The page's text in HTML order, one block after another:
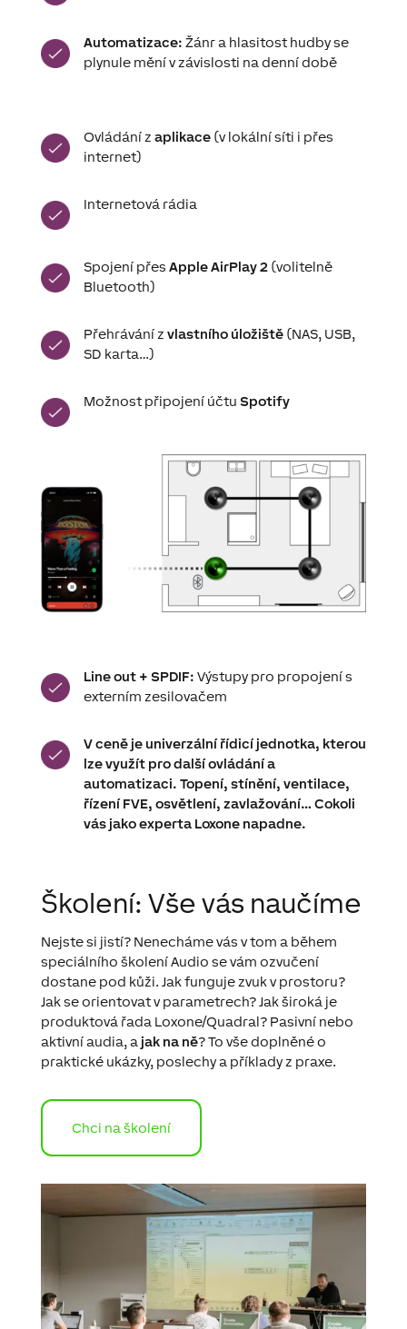
Automatizace: Žánr a hlasitost hudby se
plynule mění v závislosti na denní době
Ovládání z aplikace(v lokální síti i přes
internet)
Internetová rádia
Spojení přes Apple AirPlay 2(volitelně
Bluetooth)
Přehrávání z vlastního úložiště(NAS, USB,
SD karta…)
Možnost připojení účtu Spotify
Line out + SPDIF: Výstupy pro propojení s
externím zesilovačem
V ceně je univerzální řídicí jednotka, kterou
lze využít pro další ovládání a
automatizaci. Topení, stínění, ventilace,
řízení FVE, osvětlení, zavlažování… Cokoli
vás jako experta Loxone napadne.
Školení: Vše vás naučíme
Nejste si jistí? Nenecháme vás v tom a během
speciálního školení Audio se vám ozvučení
dostane pod kůži. Jak funguje zvuk v prostoru?
Jak se orientovat v parametrech? Jak široká je
produktová řada Loxone/Quadral? Pasivní nebo
aktivní audia, a jak na ně? To vše doplněné o
praktické ukázky, poslechy a příklady z praxe.
Chci na školení